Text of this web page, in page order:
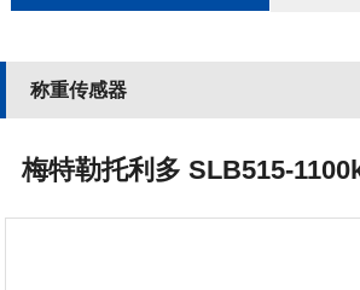
称重传感器
梅特勒托利多 SLB515-